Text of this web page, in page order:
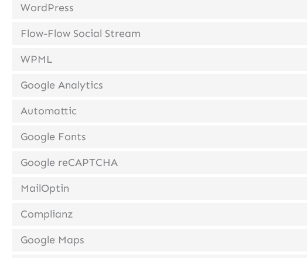
WordPress
Flow-Flow Social Stream
WPML
Google Analytics
Automattic
Google Fonts
Google reCAPTCHA
MailOptin
Complianz
Google Maps